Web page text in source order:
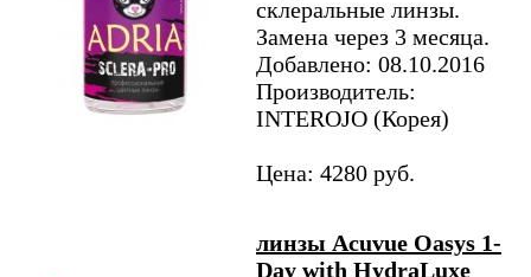
склеральные линзы.
Замена через 3 месяца.
Добавлено: 08.10.2016
Производитель:
INTEROJO (Корея)
Цена: 4280 руб.
линзы Acuvue Oasys 1-
Day with HydraLuxe